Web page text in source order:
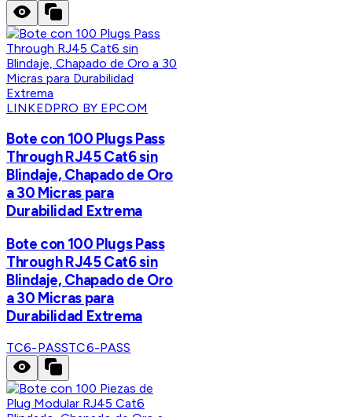
LINKEDPRO BY EPCOM
Bote con 100 Plugs Pass
Through RJ45 Cat6 sin
Blindaje, Chapado de Oro
a 30 Micras para
Durabilidad Extrema
Bote con 100 Plugs Pass
Through RJ45 Cat6 sin
Blindaje, Chapado de Oro
a 30 Micras para
Durabilidad Extrema
TC6-PASSTC6-PASS